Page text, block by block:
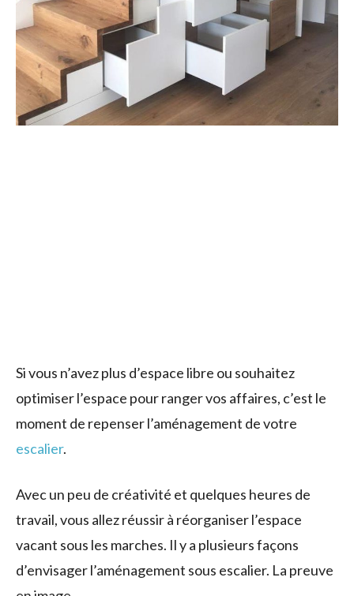
Si vous n’avez plus d’espace libre ou souhaitez
optimiser l’espace pour ranger vos affaires, c’est le
moment de repenser l’aménagement de votre
escalier.
Avec un peu de créativité et quelques heures de
travail, vous allez réussir à réorganiser l’espace
vacant sous les marches. Il y a plusieurs façons
d’envisager l’aménagement sous escalier. La preuve